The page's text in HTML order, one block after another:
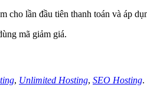
lần đầu tiên thanh toán và áp
mã giảm giá.
, Unlimited Hosting, SEO Hosting.